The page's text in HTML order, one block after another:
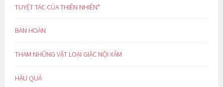
TUYỆT TÁC CỦA THIÊN NHIÊN*
BÀN HOÀN
THAM NHŨNG VẶT LOẠI GIẶC NỘI XÂM
HẬU QUẢ